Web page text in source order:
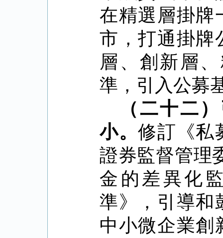
在精選層掛牌
市，打通掛牌
層、創新層
準，引入公募
（二十二
小。修訂《私
證券監督管理
金的差異化
準》，引導和
中小微企業創